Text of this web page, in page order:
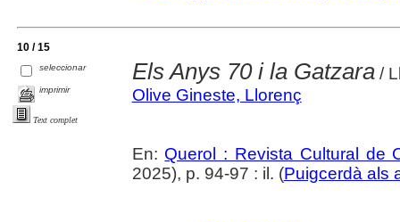
10 / 15
seleccionar
imprimir
Text complet
Els Anys 70 i la Gatzara/
Olive Gineste, Llorenç
En: Querol : Revista Cultural de
2025), p. 94-97 : il. (Puigcerdà als